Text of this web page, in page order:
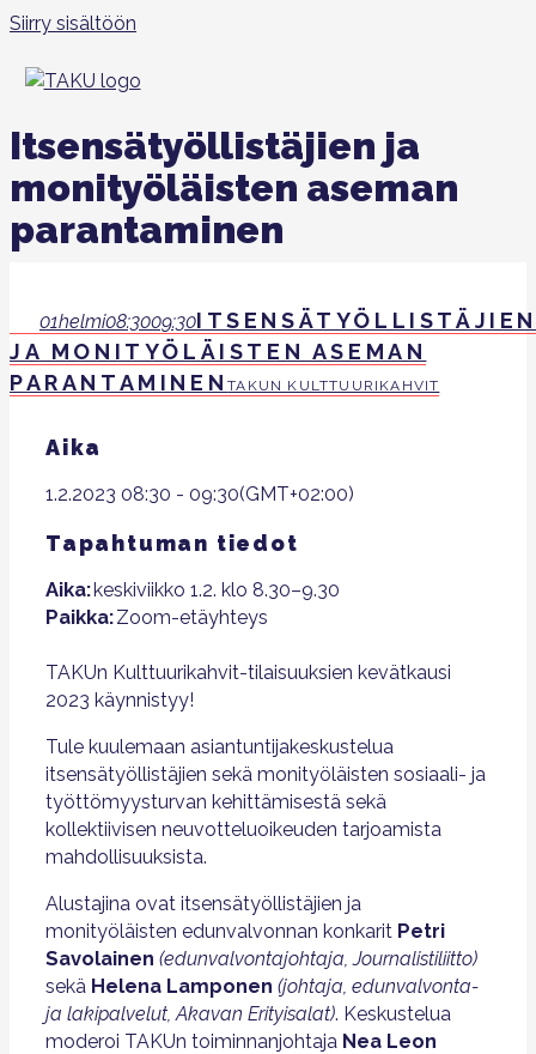
Siirry sisältöön
Itsensätyöllistäjien ja
monityöläisten aseman
parantaminen
01helmi08:3009:30
JA MONITYÖLÄISTEN ASEMAN
PARANTAMINENTAKUN KULTTUURIKAHVIT
Aika
1.2.2023 08:30 - 09:30(GMT+02:00)
Tapahtuman tiedot
Aika:keskiviikko 1.2. klo 8.30–9.30
Paikka:Zoom-etäyhteys
TAKUn Kulttuurikahvit-tilaisuuksien kevätkausi
2023 käynnistyy!
Tule kuulemaan asiantuntijakeskustelua
itsensätyöllistäjien sekä monityöläisten sosiaali- ja
työttömyysturvan kehittämisestä sekä
kollektiivisen neuvotteluoikeuden tarjoamista
mahdollisuuksista.
Alustajina ovat itsensätyöllistäjien ja
monityöläisten edunvalvonnan konkarit Petri
Savolainen (edunvalvontajohtaja, Journalistiliitto)
sekä Helena Lamponen (johtaja, edunvalvonta-
ja lakipalvelut, Akavan Erityisalat). Keskustelua
moderoi TAKUn toiminnanjohtaja Nea Leon